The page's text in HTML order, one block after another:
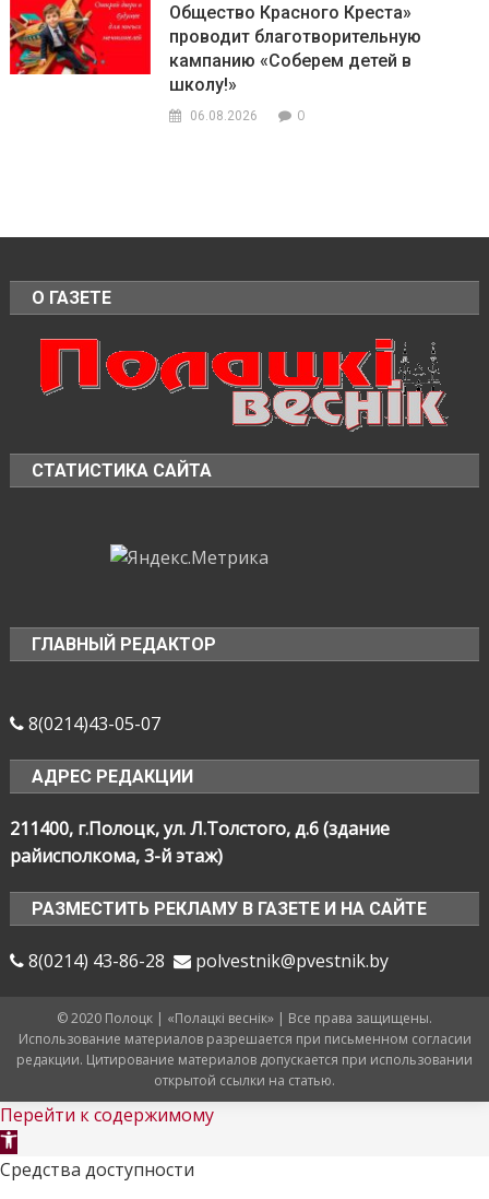
Общество Красного Креста»
проводит благотворительную
кампанию «Соберем детей в
школу!»
06.08.2026 0
О ГАЗЕТЕ
СТАТИСТИКА САЙТА
ГЛАВНЫЙ РЕДАКТОР
8(0214)43-05-07
АДРЕС РЕДАКЦИИ
211400, г.Полоцк, ул. Л.Толстого, д.6 (здание
райисполкома, 3-й этаж)
РАЗМЕСТИТЬ РЕКЛАМУ В ГАЗЕТЕ И НА САЙТЕ
8(0214) 43-86-28 polvestnik@pvestnik.by
© 2020 Полоцк | «Полацкі веснік» | Все права защищены.
Использование материалов разрешается при письменном согласии
редакции. Цитирование материалов допускается при использовании
открытой ссылки на статью.
Перейти к содержимому
Открыть
панель
Средства доступности